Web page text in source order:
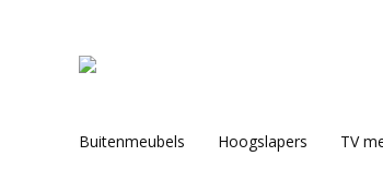
Buitenmeubels Hoogslapers TV